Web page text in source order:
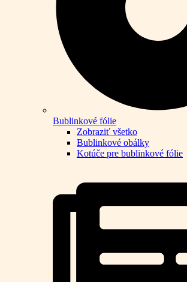
Bublinkové fólie
Zobraziť všetko
Bublinkové obálky
Kotúče pre bublinkové fólie